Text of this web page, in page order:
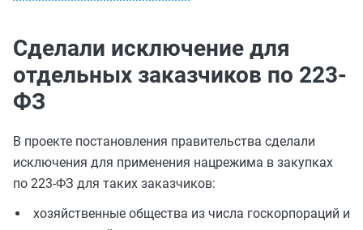
Сделали исключение для
отдельных заказчиков по 223-
ФЗ
В проекте постановления правительства сделали
исключения для применения нацрежима в закупках
по 223-ФЗ для таких заказчиков:
хозяйственные общества из числа госкорпораций и